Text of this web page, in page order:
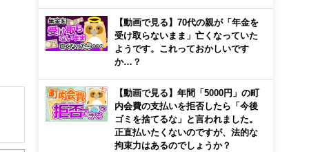
き
【動画で見る】70代の親が「年金を
受け取らないまま」亡くなっていた
ようです。これっておかしいです
か…？
【動画で見る】年間「5000円」の町
内会費の支払いを拒否したら「今後
ゴミを捨てるな」と言われました。
正直払いたくないのですが、法的な
拘束力はあるのでしょうか？